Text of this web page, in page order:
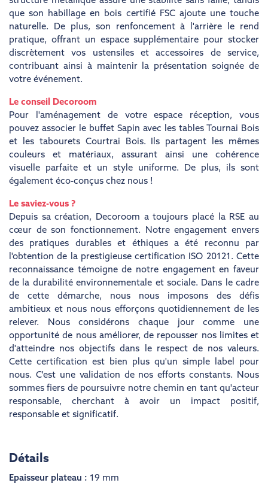
que son habillage en bois certifié FSC ajoute une touche
naturelle. De plus, son renfoncement à l'arrière le rend
pratique, offrant un espace supplémentaire pour stocker
discrètement vos ustensiles et accessoires de service,
contribuant ainsi à maintenir la présentation soignée de
votre événement.
Le conseil Decoroom
Pour l'aménagement de votre espace réception, vous
pouvez associer le buffet Sapin avec les tables Tournai Bois
et les tabourets Courtrai Bois. Ils partagent les mêmes
couleurs et matériaux, assurant ainsi une cohérence
visuelle parfaite et un style uniforme. De plus, ils sont
également éco-conçus chez nous !
Le saviez-vous ?
Depuis sa création, Decoroom a toujours placé la RSE au
cœur de son fonctionnement. Notre engagement envers
des pratiques durables et éthiques a été reconnu par
l'obtention de la prestigieuse certification ISO 20121. Cette
reconnaissance témoigne de notre engagement en faveur
de la durabilité environnementale et sociale. Dans le cadre
de cette démarche, nous nous imposons des défis
ambitieux et nous nous efforçons quotidiennement de les
relever. Nous considérons chaque jour comme une
opportunité de nous améliorer, de repousser nos limites et
d'atteindre nos objectifs dans le respect de nos valeurs.
Cette certification est bien plus qu'un simple label pour
nous. C'est une validation de nos efforts constants. Nous
sommes fiers de poursuivre notre chemin en tant qu'acteur
responsable, cherchant à avoir un impact positif,
responsable et significatif.
Détails
Epaisseur plateau : 19 mm